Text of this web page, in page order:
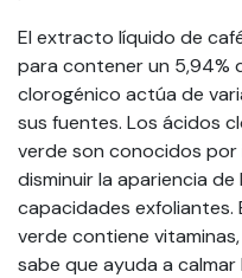
El extracto líquido de
para contener un 5,94%
clorogénico actúa de
sus fuentes. Los ácidos
verde son conocidos por
disminuir la apariencia
capacidades
verde contiene
sabe que ayuda a